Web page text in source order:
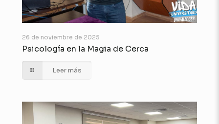
26 de noviembre de 2025
Psicología en la Magia de Cerca
Leer más